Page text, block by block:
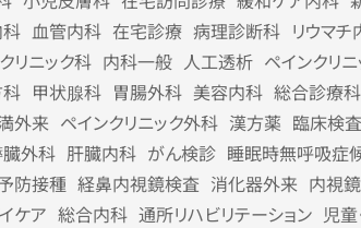
血管内科 在宅診療 病理診断科 リウマチ
リニック科 内科一般 人工透析 ペインクリ
甲状腺科 胃腸外科 美容内科 総合診療科
外来 ペインクリニック外科 漢方薬 臨床検
臓外科 肝臓内科 がん検診 睡眠時無呼吸症
防接種 経鼻内視鏡検査 消化器外来 内視
ケア 総合内科 通所リハビリテーション 児